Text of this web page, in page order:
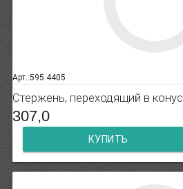
Арт.:595 4405
Стержень, переходящий в конус
307,0
КУПИТЬ